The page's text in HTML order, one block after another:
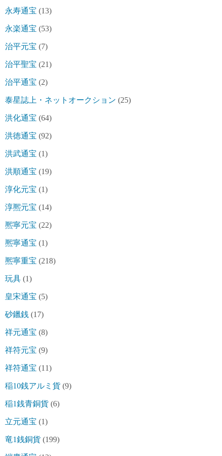
永寿通宝 (13)
永楽通宝 (53)
治平元宝 (7)
治平聖宝 (21)
治平通宝 (2)
泰星誌上・ネットオークション (25)
洪化通宝 (64)
洪徳通宝 (92)
洪武通宝 (1)
洪順通宝 (19)
淳化元宝 (1)
淳熈元宝 (14)
熈寧元宝 (22)
熈寧通宝 (1)
熈寧重宝 (218)
玩具 (1)
皇宋通宝 (5)
砂鑞銭 (17)
祥元通宝 (8)
祥符元宝 (9)
祥符通宝 (11)
稲10銭アルミ貨 (9)
稲1銭青銅貨 (6)
立元通宝 (1)
竜1銭銅貨 (199)